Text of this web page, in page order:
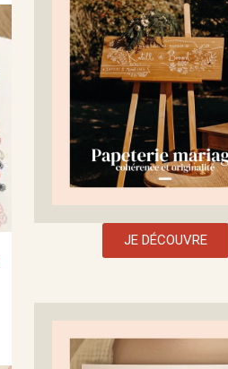
JE DÉCOUVRE